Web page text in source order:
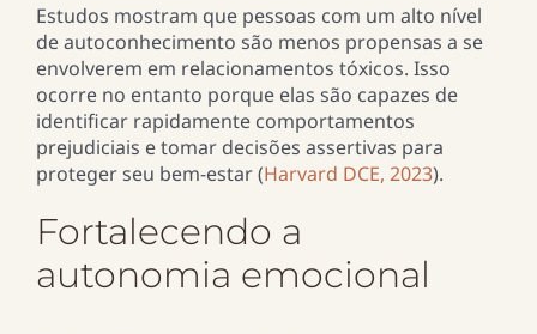
Estudos mostram que pessoas com um alto nível
de autoconhecimento são menos propensas a se
envolverem em relacionamentos tóxicos. Isso
ocorre no entanto porque elas são capazes de
identificar rapidamente comportamentos
prejudiciais e tomar decisões assertivas para
proteger seu bem-estar (Harvard DCE, 2023)​.
Fortalecendo a
autonomia emocional